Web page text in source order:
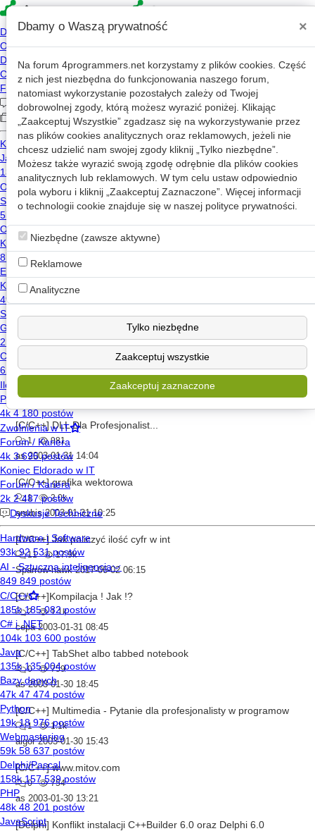
4p » Forum
Programowanie w języku C i C++
« 1 2 ... 1692 ... 1711 »
Nowy wątek
[C/C++] Prosty DLL
1 998
Anonim 2003-01-31 18:34
[C/C++] Usuwanie Tagow HTML
0 882
Zenek 2003-01-31 17:52
Marooned 2003-01-31 20:17
[C/C++] Partition Magic - C++ pomoc
cepa 2003-01-31 17:40
[C/C++] DLL Dla Profesjonalist...
1 981
as 2003-01-31 14:04
[C/C++] grafika wektorowa
1 2.0k
anubis 2003-01-31 10:25
[C/C++] Jak policzyć ilość cyfr w int
11 17.9k
Sparrow-hawk 2017-06-02 06:15
[C/C++]Kompilacja ! Jak !?
2 1.1k
cepa 2003-01-31 08:45
[C/C++] TabShet albo tabbed notebook
0 759
as 2003-01-30 18:45
[C/C++] Multimedia - Pytanie dla profesjonalisty w programow
1 1.1k
algor 2003-01-30 15:43
[C/C++] www.mitov.com
0 754
as 2003-01-30 13:21
[Delphi] Konflikt instalacji C++Builder 6.0 oraz Delphi 6.0
Dbamy o Waszą prywatność ×
Na forum 4programmers.net korzystamy z plików cookies. Część
z nich jest niezbędna do funkcjonowania naszego forum,
natomiast wykorzystanie pozostałych zależy od Twojej
dobrowolnej zgody, którą możesz wyrazić poniżej. Klikając
„Zaakceptuj Wszystkie” zgadzasz się na wykorzystywanie przez
nas plików cookies analitycznych oraz reklamowych, jeżeli nie
chcesz udzielić nam swojej zgody kliknij „Tylko niezbędne”.
Możesz także wyrazić swoją zgodę odrębnie dla plików cookies
analitycznych lub reklamowych. W tym celu ustaw odpowiednio
pola wyboru i kliknij „Zaakceptuj Zaznaczone”. Więcej informacji
o technologii cookie znajduje się w naszej polityce prywatności.
Niezbędne (zawsze aktywne)
Reklamowe
Analityczne
Tylko niezbędne
Zaakceptuj wszystkie
Zaakceptuj zaznaczone